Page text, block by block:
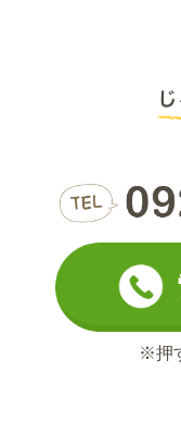
※押